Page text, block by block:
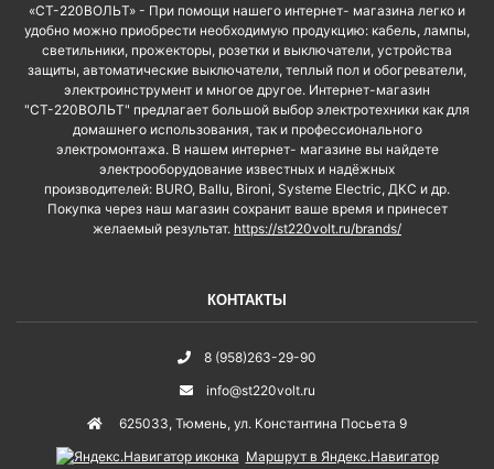
«СТ-220ВОЛЬТ» - При помощи нашего интернет- магазина легко и
удобно можно приобрести необходимую продукцию: кабель, лампы,
светильники, прожекторы, розетки и выключатели, устройства
защиты, автоматические выключатели, теплый пол и обогреватели,
электроинструмент и многое другое. Интернет-магазин
"СТ-220ВОЛЬТ" предлагает большой выбор электротехники как для
домашнего использования, так и профессионального
электромонтажа. В нашем интернет- магазине вы найдете
электрооборудование известных и надёжных
производителей: BURO, Ballu, Bironi, Systeme Electric, ДКС и др.
Покупка через наш магазин сохранит ваше время и принесет
желаемый результат. https://st220volt.ru/brands/
КОНТАКТЫ
8 (958)263-29-90
info@st220volt.ru
625033, Тюмень, ул. Константина Посьета 9
Маршрут в Яндекс.Навигатор